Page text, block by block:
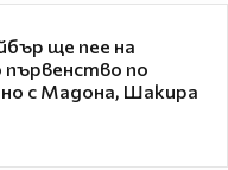
ще пее на
по
с Мадона, Шакира